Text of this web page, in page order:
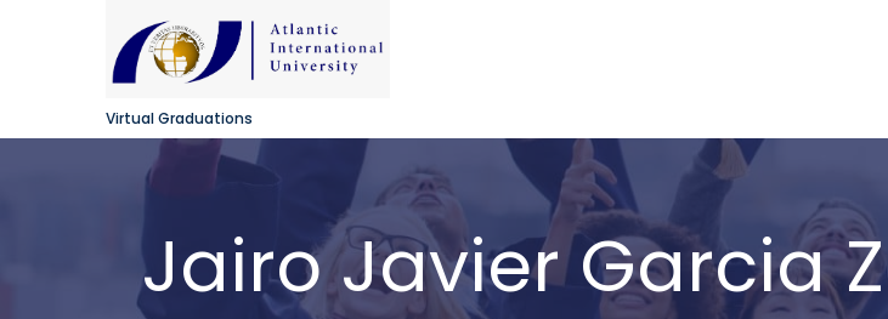
Virtual Graduations
Jairo Javier Garcia